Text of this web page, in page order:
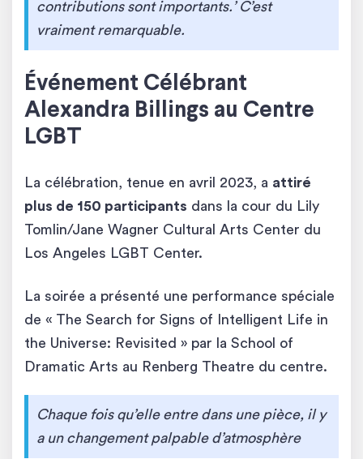
contributions sont importants.’ C’est
vraiment remarquable.
Événement Célébrant
Alexandra Billings au Centre
LGBT
La célébration, tenue en avril 2023, a attiré
plus de 150 participants dans la cour du Lily
Tomlin/Jane Wagner Cultural Arts Center du
Los Angeles LGBT Center.
La soirée a présenté une performance spéciale
de « The Search for Signs of Intelligent Life in
the Universe: Revisited » par la School of
Dramatic Arts au Renberg Theatre du centre.
Chaque fois qu’elle entre dans une pièce, il y
a un changement palpable d’atmosphère